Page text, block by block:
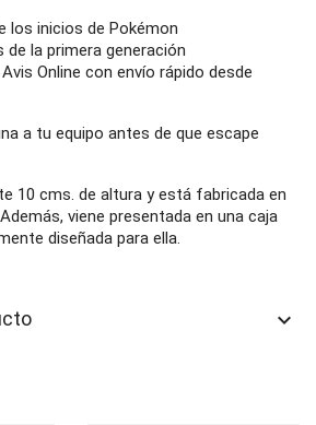
los inicios de Pokémon
la primera generación
Online con envío rápido desde
a tu equipo antes de que escape
10 cms. de altura y está fabricada en
viene presentada en una caja
diseñada para ella.
keyboard_arrow_down